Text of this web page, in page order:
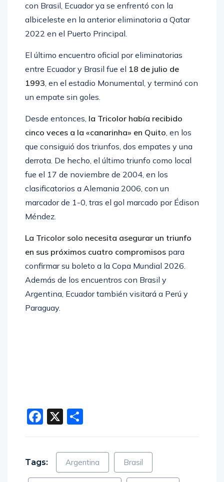
con Brasil, Ecuador ya se enfrentó con la
albiceleste en la anterior eliminatoria a Qatar
2022 en el Puerto Principal.
El último encuentro oficial por eliminatorias
entre Ecuador y Brasil fue el 18 de julio de
1993, en el estadio Monumental, y terminó con
un empate sin goles.
Desde entonces, la Tricolor había recibido
cinco veces a la «canarinha» en Quito, en los
que consiguió dos triunfos, dos empates y una
derrota. De hecho, el último triunfo como local
fue el 17 de noviembre de 2004, en los
clasificatorios a Alemania 2006, con un
marcador de 1-0, tras el gol marcado por Édison
Méndez.
La Tricolor solo necesita asegurar un triunfo
en sus próximos cuatro compromisos para
confirmar su boleto a la Copa Mundial 2026.
Además de los encuentros con Brasil y
Argentina, Ecuador también visitará a Perú y
Paraguay.
Facebook
X
Tags: Argentina Brasil